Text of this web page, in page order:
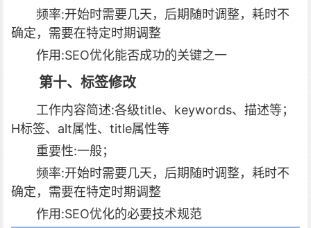
频率:开始时需要几天，后期随时调整，耗时不
确定，需要在特定时期调整
作用:SEO优化能否成功的关键之一
第十、标签修改
工作内容简述:各级title、keywords、描述等；
H标签、alt属性、title属性等
重要性:一般；
频率:开始时需要几天，后期随时调整，耗时不
确定，需要在特定时期调整
作用:SEO优化的必要技术规范